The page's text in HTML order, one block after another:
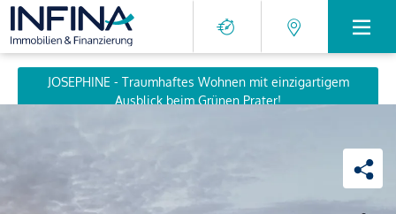
JOSEPHINE - Traumhaftes Wohnen mit einzigartigem
Ausblick beim Grünen Prater!